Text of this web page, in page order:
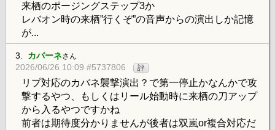
来栖のポージングステップ3か
レバオン時の来栖”行くぞ”の音声からの演出しか記憶
が...
3. カバーネさん
2026/06/26 10:09 #5737806 評
リプ対応のカバネ襲撃演出？で第一停止かなんかで攻
撃するやつ、もしくはリール始動時に来栖の刀アップ
から入るやつですかね
前者は期待度分かりませんが後者は双嵐or複合対応だ